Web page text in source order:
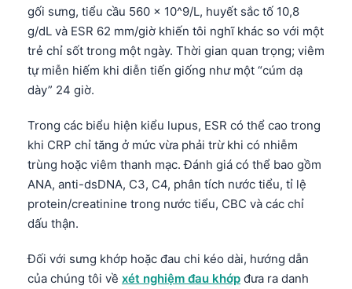
gối sưng, tiểu cầu 560 x 10^9/L, huyết sắc tố 10,8
g/dL và ESR 62 mm/giờ khiến tôi nghĩ khác so với một
trẻ chỉ sốt trong một ngày. Thời gian quan trọng; viêm
tự miễn hiếm khi diễn tiến giống như một “cúm dạ
dày” 24 giờ.
Trong các biểu hiện kiểu lupus, ESR có thể cao trong
khi CRP chỉ tăng ở mức vừa phải trừ khi có nhiễm
trùng hoặc viêm thanh mạc. Đánh giá có thể bao gồm
ANA, anti-dsDNA, C3, C4, phân tích nước tiểu, tỉ lệ
protein/creatinine trong nước tiểu, CBC và các chỉ
dấu thận.
Đối với sưng khớp hoặc đau chi kéo dài, hướng dẫn
của chúng tôi về xét nghiệm đau khớp đưa ra danh
ພາສາລາວ
Basa Jawa
Cebuano
ئۇيغۇرچە
Кыргызча
Татар теле
Беларуская мова
Esperanto
Frysk
Ślōnskŏ gŏdka
Norsk bokmål